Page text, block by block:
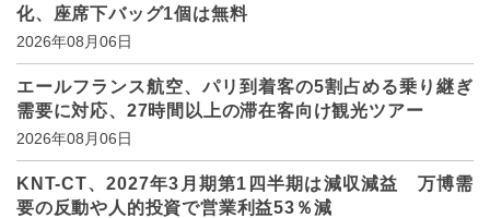
化、座席下バッグ1個は無料
2026年08月06日
エールフランス航空、パリ到着客の5割占める乗り継ぎ
需要に対応、27時間以上の滞在客向け観光ツアー
2026年08月06日
KNT-CT、2027年3月期第1四半期は減収減益 万博需
要の反動や人的投資で営業利益53％減